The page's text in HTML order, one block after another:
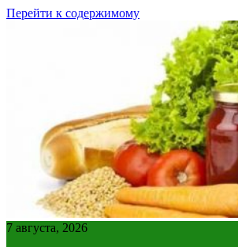
Перейти к содержимому
7 августа, 2026